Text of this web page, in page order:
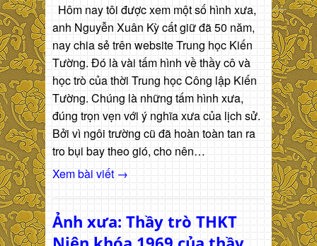
Hôm nay tôi được xem một số hình xưa,
anh Nguyễn Xuân Kỳ cất giữ đã 50 năm,
nay chia sẻ trên website Trung học Kiến
Tường. Đó là vài tấm hình về thầy cô và
học trò của thời Trung học Công lập Kiến
Tường. Chúng là những tấm hình xưa,
đúng trọn vẹn với ý nghĩa xưa của lịch sử.
Bởi vì ngôi trường cũ đã hoàn toàn tan ra
tro bụi bay theo gió, cho nên…
Xem bài viết →
Ảnh xưa: Thầy trò THKT